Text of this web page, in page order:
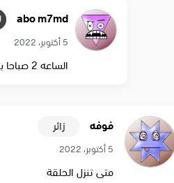
abo m7md
5 أكتوبر، 2022
الساعه 2 صباحا بتوقيت مصر ان شاء الله
فوفه زائر
5 أكتوبر، 2022
متى تنزل الحلقة